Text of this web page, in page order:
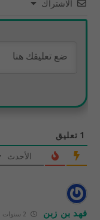
الاشتراك
1 تعليق
الأحدث
فهد بن زبن